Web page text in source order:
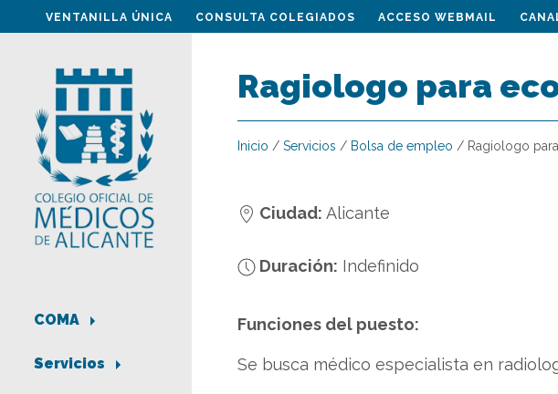
VENTANILLA ÚNICA CONSULTA COLEGIADOS ACCESO WEBMAIL
COMA
Servicios
Ragiologo para
Inicio / Servicios / Bolsa de empleo / Ragiologo
Ciudad: Alicante
Duración: Indefinido
Funciones del puesto:
Se busca médico especialista en